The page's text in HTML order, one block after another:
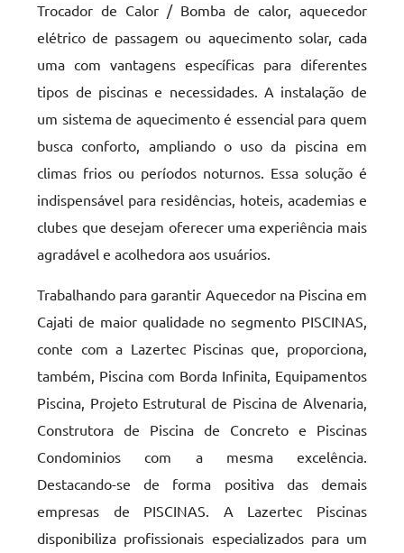
Trocador de Calor / Bomba de calor, aquecedor
elétrico de passagem ou aquecimento solar, cada
uma com vantagens específicas para diferentes
tipos de piscinas e necessidades. A instalação de
um sistema de aquecimento é essencial para quem
busca conforto, ampliando o uso da piscina em
climas frios ou períodos noturnos. Essa solução é
indispensável para residências, hoteis, academias e
clubes que desejam oferecer uma experiência mais
agradável e acolhedora aos usuários.
Trabalhando para garantir Aquecedor na Piscina em
Cajati de maior qualidade no segmento PISCINAS,
conte com a Lazertec Piscinas que, proporciona,
também, Piscina com Borda Infinita, Equipamentos
Piscina, Projeto Estrutural de Piscina de Alvenaria,
Construtora de Piscina de Concreto e Piscinas
Condominios com a mesma excelência.
Destacando-se de forma positiva das demais
empresas de PISCINAS. A Lazertec Piscinas
disponibiliza profissionais especializados para um